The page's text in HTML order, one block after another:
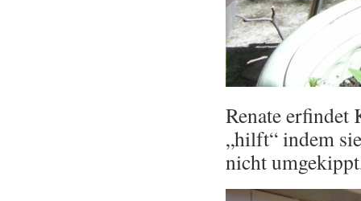
Renate erfindet
„hilft“ indem
nicht